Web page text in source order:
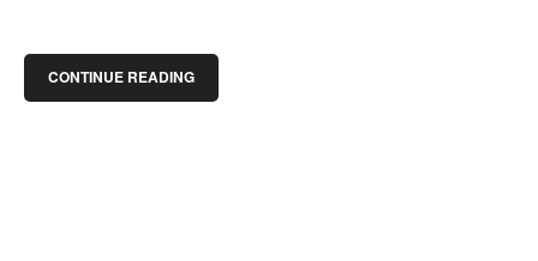
CONTINUE READING